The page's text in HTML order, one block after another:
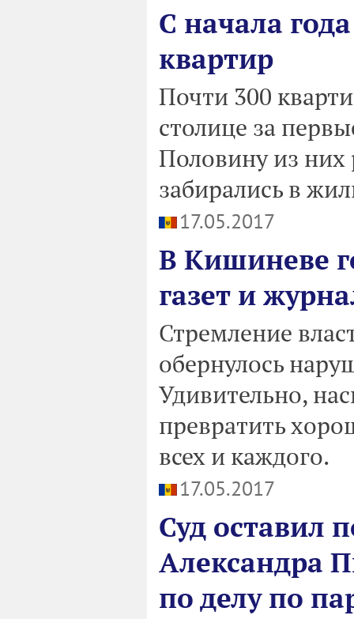
С начала
квартир
Почти 300
столице за
Половину из них
забирались в
17.05.2017
В Кишиневе
газет и
Стремление
обернулось
Удивительно,
превратить
всех и каждого.
17.05.2017
Суд оставил
Александра
по делу по